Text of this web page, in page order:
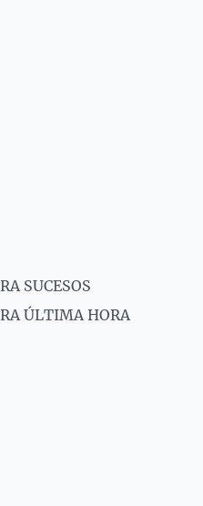
SUCESOS
ÚLTIMA HORA